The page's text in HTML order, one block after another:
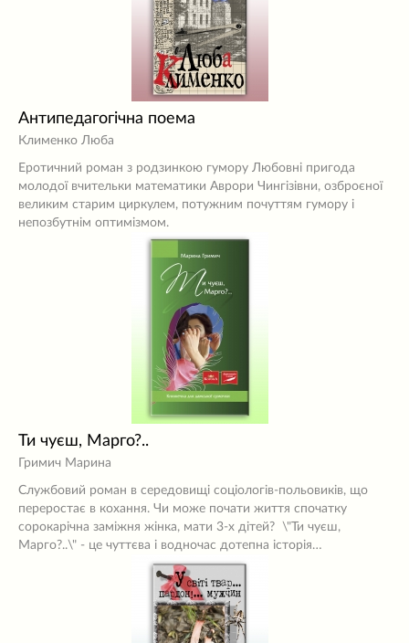
Антипедагогічна поема
Клименко Люба
Еротичний роман з родзинкою гумору Любовні пригода
молодої вчительки математики Аврори Чингізівни, озброєної
великим старим циркулем, потужним почуттям гумору і
непозбутнім оптимізмом.
Ти чуєш, Марго?..
Гримич Марина
Службовий роман в середовищі соціологів-польовиків, що
переростає в кохання. Чи може почати життя спочатку
сорокарічна заміжня жінка, мати 3-х дітей? \"Ти чуєш,
Марго?..\" - це чуттєва і водночас дотепна історія…